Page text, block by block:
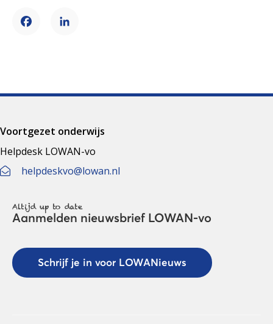
FacebookLinkedIn
Voortgezet onderwijs
Helpdesk LOWAN-vo
helpdeskvo@lowan.nl
Altijd up to date
Aanmelden nieuwsbrief LOWAN-vo
Schrijf je in voor LOWANieuws